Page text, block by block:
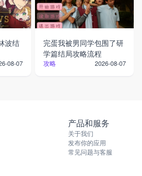
波结
08-07
完蛋我被男同学包围了研
学篇结局攻略流程
攻略 2026-08-07
产品和服务
关于我们
发布你的应用
常见问题与客服